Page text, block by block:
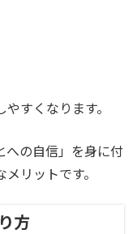
すくなります。
への自信」を身に付
リットです。
方